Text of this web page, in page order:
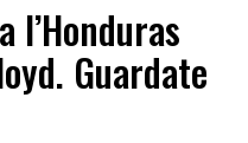
l’Honduras
Guardate